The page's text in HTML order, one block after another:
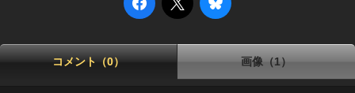
コメント（0） 画像（1）